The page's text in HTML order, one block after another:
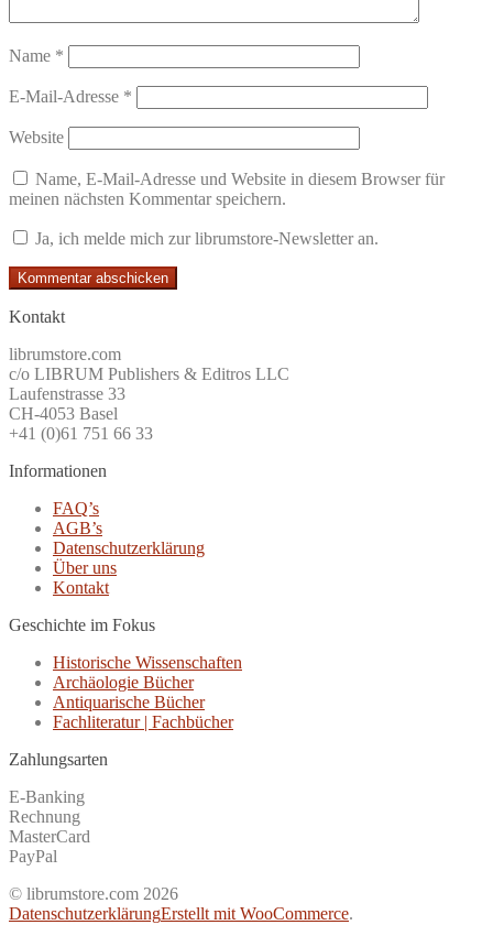
Name *
E-Mail-Adresse *
Website
Name, E-Mail-Adresse und Website in diesem Browser für
meinen nächsten Kommentar speichern.
Ja, ich melde mich zur librumstore-Newsletter an.
Kontakt
librumstore.com
c/o LIBRUM Publishers & Editros LLC
Laufenstrasse 33
CH-4053 Basel
+41 (0)61 751 66 33
Informationen
FAQ’s
AGB’s
Datenschutzerklärung
Über uns
Kontakt
Geschichte im Fokus
Historische Wissenschaften
Archäologie Bücher
Antiquarische Bücher
Fachliteratur | Fachbücher
Zahlungsarten
E-Banking
Rechnung
MasterCard
PayPal
© librumstore.com 2026
DatenschutzerklärungErstellt mit WooCommerce.